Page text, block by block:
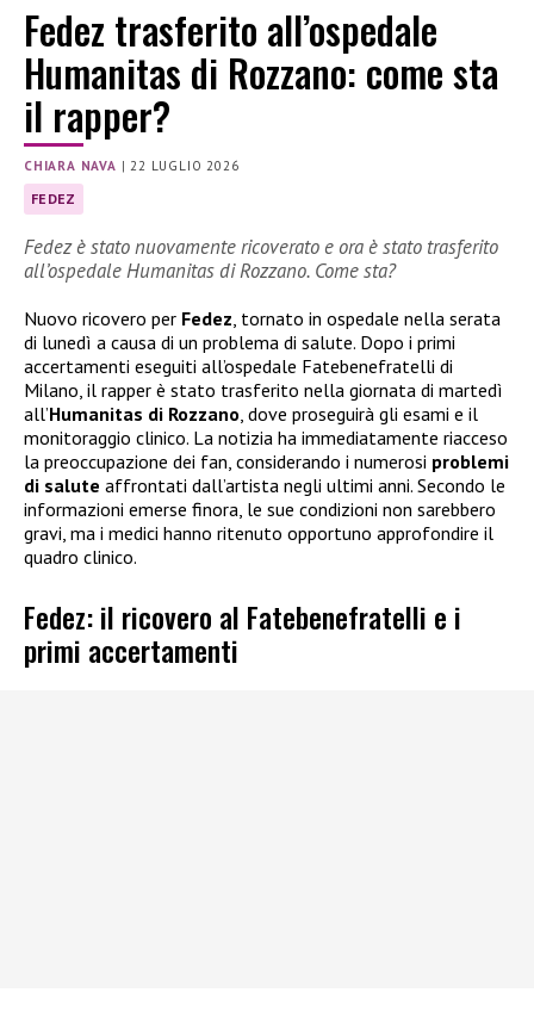
Fedez trasferito all’ospedale
Humanitas di Rozzano: come sta
il rapper?
CHIARA NAVA |22 LUGLIO 2026
FEDEZ
Fedez è stato nuovamente ricoverato e ora è stato trasferito
all’ospedale Humanitas di Rozzano. Come sta?
Nuovo ricovero per Fedez, tornato in ospedale nella serata
di lunedì a causa di un problema di salute. Dopo i primi
accertamenti eseguiti all’ospedale Fatebenefratelli di
Milano, il rapper è stato trasferito nella giornata di martedì
all’Humanitas di Rozzano, dove proseguirà gli esami e il
monitoraggio clinico. La notizia ha immediatamente riacceso
la preoccupazione dei fan, considerando i numerosi problemi
di salute affrontati dall’artista negli ultimi anni. Secondo le
informazioni emerse finora, le sue condizioni non sarebbero
gravi, ma i medici hanno ritenuto opportuno approfondire il
quadro clinico.
Fedez: il ricovero al Fatebenefratelli e i
primi accertamenti